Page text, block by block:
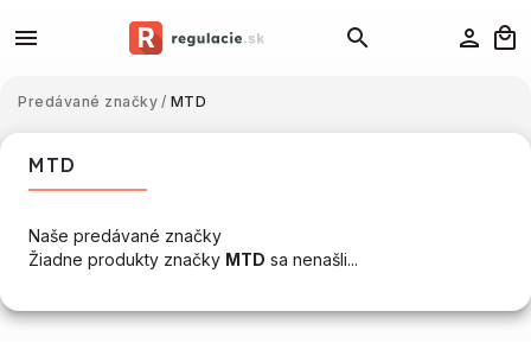
Predávané značky / MTD
MTD
Naše predávané značky
Žiadne produkty značky MTD sa nenašli...